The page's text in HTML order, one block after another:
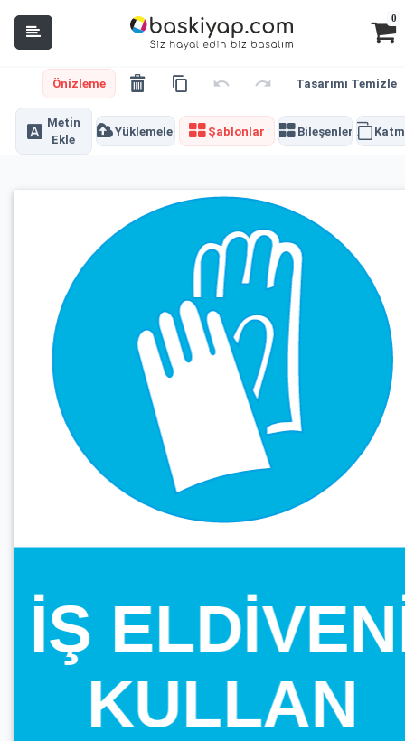
0
Önizleme Tasarımı Temizle
Metin
Ekle
Yüklemeler Şablonlar Bileşenler